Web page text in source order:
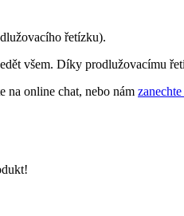
řetízku).
všem. Díky prodlužovacímu
na online chat, nebo nám